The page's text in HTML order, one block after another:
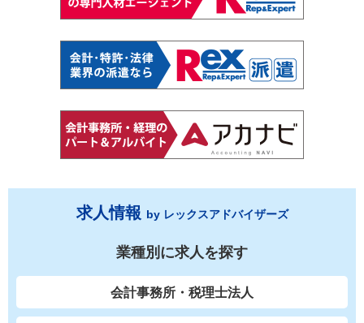
求人情報 by レックスアドバイザーズ
業種別に求人を探す
会計事務所・税理士法人